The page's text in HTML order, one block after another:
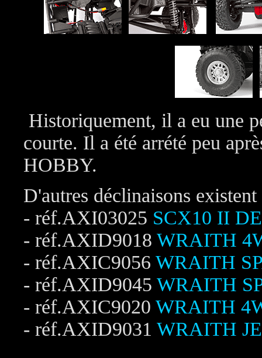
Historiquement, il a eu une
courte. Il a été arrété peu
HOBBY.
D'autres déclinaisons
- réf.AXI03025 SCX10 II
- réf.AXID9018 WRAITH
- réf.AXIC9056 WRAITH
- réf.AXID9045 WRAITH
- réf.AXIC9020 WRAITH
- réf.AXID9031 WRAITH